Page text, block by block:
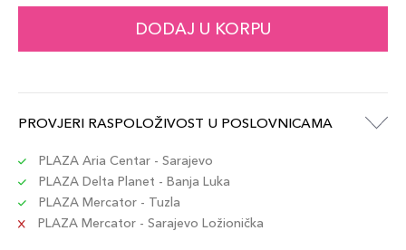
DODAJ U KORPU
PROVJERI RASPOLOŽIVOST U POSLOVNICAMA
PLAZA Aria Centar - Sarajevo
PLAZA Delta Planet - Banja Luka
PLAZA Mercator - Tuzla
PLAZA Mercator - Sarajevo Ložionička